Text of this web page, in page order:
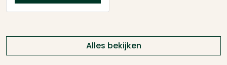
Alles bekijken